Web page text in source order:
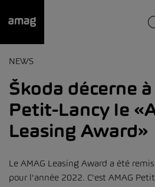
NEWS
Škoda décerne à
Petit-Lancy le
Leasing Award»
Le AMAG Leasing Award a été
pour l'année 2022. C'est AMAG